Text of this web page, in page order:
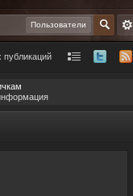
Пользователи